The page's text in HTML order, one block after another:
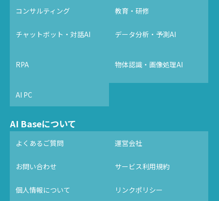
コンサルティング 教育・研修
チャットボット・対話AI データ分析・予測AI
RPA 物体認識・画像処理AI
AI PC
AI Baseについて
よくあるご質問 運営会社
お問い合わせ サービス利用規約
個人情報について リンクポリシー